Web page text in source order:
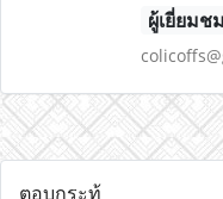
ผู้เยี่ยมชม
ตอบกระทู้